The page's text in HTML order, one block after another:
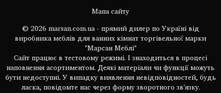
Мапа сайту
© 2026 marsan.com.ua - прямий дилер по Україні від
виробника меблів для ванних кімнат торгівельної марки
"Марсан Меблі"
Сайт працює в тестовому режимі. І знаходиться в процесі
наповнення асортиментом. Деякі матеріали чи функції можуть
бути недоступні. У випадку виявлення невідповідностей, будь
ласка, повідомте нас через форму зворотного зв'язку.